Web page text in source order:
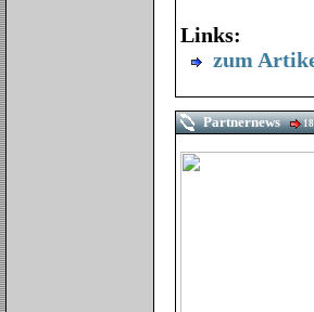
Links:
zum
Partnernews